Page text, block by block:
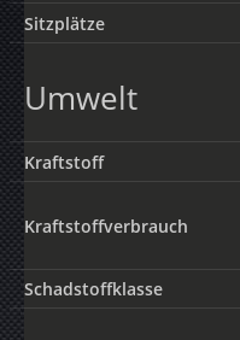
Sitzplätze
Umwelt
Kraftstoff
Kraftstoffverbrauch
Schadstoffklasse